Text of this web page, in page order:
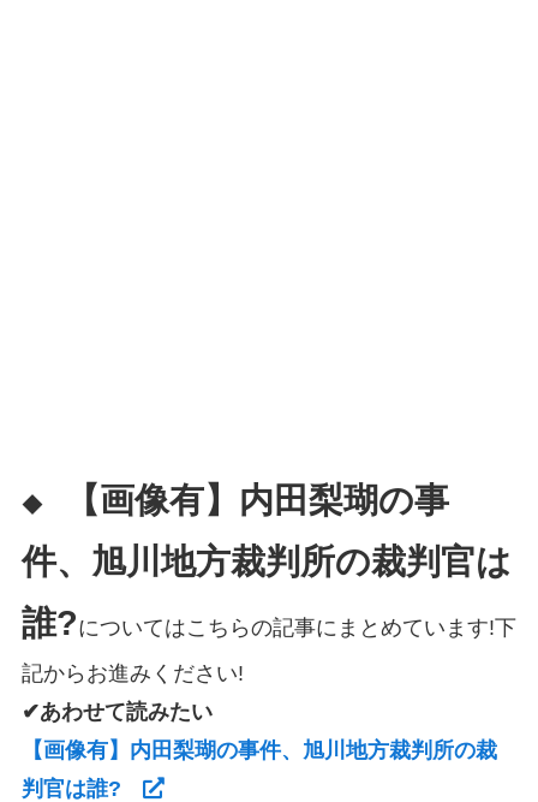
◆
【画像有】内田梨瑚の事
件、旭川地方裁判所の裁判官は
誰?についてはこちらの記事にまとめています!下
記からお進みください!
✔あわせて読みたい
【画像有】内田梨瑚の事件、旭川地方裁判所の裁
判官は誰?